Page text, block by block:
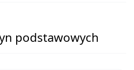
podstawowych